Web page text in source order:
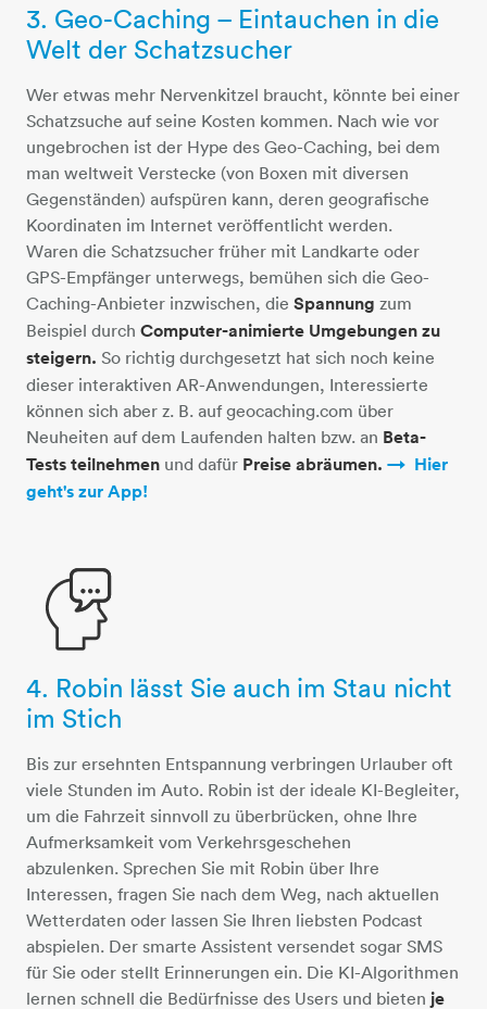
diagramm-linie-lupe
3. Geo-Caching – Eintauchen in die
Welt der Schatzsucher
Wer etwas mehr Nervenkitzel braucht, könnte bei einer
Schatzsuche auf seine Kosten kommen. Nach wie vor
ungebrochen ist der Hype des Geo-Caching, bei dem
man weltweit Verstecke (von Boxen mit diversen
Gegenständen) aufspüren kann, deren geografische
Koordinaten im Internet veröffentlicht werden.
Waren die Schatzsucher früher mit Landkarte oder
GPS-Empfänger unterwegs, bemühen sich die Geo-
Caching-Anbieter inzwischen, die Spannung zum
Beispiel durch Computer-animierte Umgebungen zu
steigern. So richtig durchgesetzt hat sich noch keine
dieser interaktiven AR-Anwendungen, Interessierte
können sich aber z. B. auf geocaching.com über
Neuheiten auf dem Laufenden halten bzw. an Beta-
Tests teilnehmen und dafür Preise abräumen.
Hier
geht's zur App!​​​​​​​​​​​​​​
person-sprechblase
4. Robin lässt Sie auch im Stau nicht
im Stich
Bis zur ersehnten Entspannung verbringen Urlauber oft
viele Stunden im Auto. Robin ist der ideale KI-Begleiter,
um die Fahrzeit sinnvoll zu überbrücken, ohne Ihre
Aufmerksamkeit vom Verkehrsgeschehen
abzulenken. Sprechen Sie mit Robin über Ihre
Interessen, fragen Sie nach dem Weg, nach aktuellen
Wetterdaten oder lassen Sie Ihren liebsten Podcast
abspielen. Der smarte Assistent versendet sogar SMS
für Sie oder stellt Erinnerungen ein. Die KI-Algorithmen
lernen schnell die Bedürfnisse des Users und bieten je